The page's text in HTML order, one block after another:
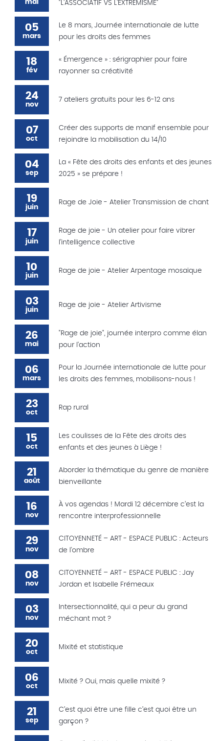
mai "L'ASSOCIATIF VS L'EXTREMISME"
05
mars
Le 8 mars, Journée internationale de lutte
pour les droits des femmes
18
fév
« Émergence » : sérigraphier pour faire
rayonner sa créativité
24
nov
7 ateliers gratuits pour les 6-12 ans
07
oct
Créer des supports de manif ensemble pour
rejoindre la mobilisation du 14/10
04
sep
La « Fête des droits des enfants et des jeunes
2025 » se prépare !
19
juin
Rage de Joie - Atelier Transmission de chant
17
juin
Rage de joie - Un atelier pour faire vibrer
l’intelligence collective
10
juin
Rage de joie - Atelier Arpentage mosaïque
03
juin
Rage de joie - Atelier Artivisme
26
mai
"Rage de joie", journée interpro comme élan
pour l'action
06
mars
Pour la Journée internationale de lutte pour
les droits des femmes, mobilisons-nous !
23
oct
Rap rural
15
oct
Les coulisses de la Fête des droits des
enfants et des jeunes à Liège !
21
août
Aborder la thématique du genre de manière
bienveillante
16
nov
À vos agendas ! Mardi 12 décembre c’est la
rencontre interprofessionnelle
29
nov
CITOYENNETÉ – ART - ESPACE PUBLIC : Acteurs
de l'ombre
08
nov
CITOYENNETÉ – ART - ESPACE PUBLIC : Jay
Jordan et Isabelle Frémeaux
03
nov
Intersectionnalité, qui a peur du grand
méchant mot ?
20
oct
Mixité et statistique
06
oct
Mixité ? Oui, mais quelle mixité ?
21
sep
C’est quoi être une fille c’est quoi être un
garçon ?